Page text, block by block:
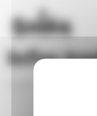
Panneau de
Aller au contenu
Infos